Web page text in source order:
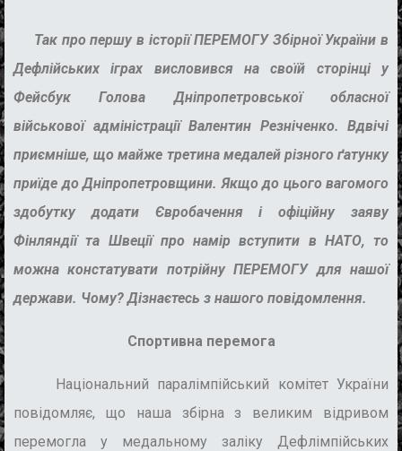
Так про першу в історії ПЕРЕМОГУ Збірної України в
Дефлійських іграх висловився на своїй сторінці у
Фейсбук Голова Дніпропетровської обласної
військової адміністрації Валентин Резніченко. Вдвічі
приємніше, що майже третина медалей різного ґатунку
приїде до Дніпропетровщини. Якщо до цього вагомого
здобутку додати Євробачення і офіційну заяву
Фінляндії та Швеції про намір вступити в НАТО, то
можна констатувати потрійну ПЕРЕМОГУ для нашої
держави. Чому? Дізнаєтесь з нашого повідомлення.
Спортивна перемога
Національний паралімпійський комітет України
повідомляє, що наша збірна з великим відривом
перемогла у медальному заліку Дефлімпійських